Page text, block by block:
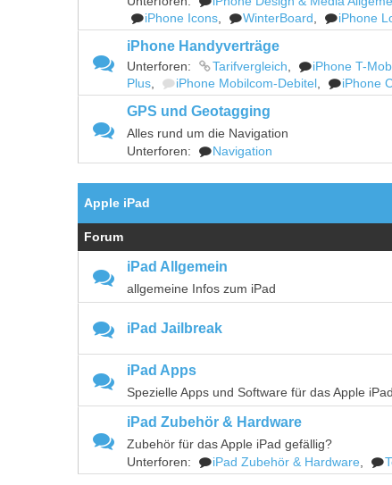
iPhone Icons
WinterBoard iPhone
iPhone Handyverträge
Unterforen: Tarifvergleich iPhone T-
Plus
iPhone Mobilcom-Debitel iPhone
GPS und Geotagging
Alles rund um die Navigation
Unterforen:
Navigation
Apple iPad
Forum
iPad Allgemein
allgemeine Infos zum iPad
iPad Jailbreak
iPad Apps
Spezielle Apps und Software für das Apple iPad
iPad Zubehör & Hardware
Zubehör für das Apple iPad gefällig?
Unterforen:
iPad Zubehör & Hardware